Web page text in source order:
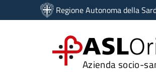
Vai ai contenuti
Vai al menu di navigazione
Regione Autonoma della
ASL
Azienda socio-